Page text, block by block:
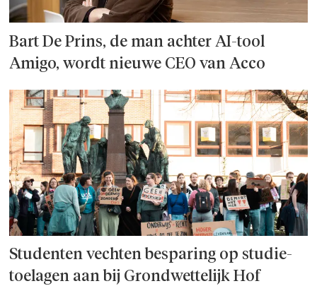
Bart De Prins, de man achter AI-tool
Amigo, wordt nieuwe CEO van Acco
Studenten vechten besparing op studie­
toelagen aan bij Grondwettelijk Hof